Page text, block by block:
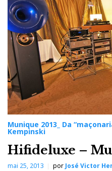
Munique 2013_ Da
Kempinski
Hifideluxe –
mai 25, 2013 por José Victor